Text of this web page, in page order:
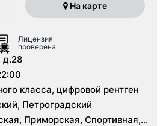
На карте
Лицензия
проверена
класса, цифровой рентген
Петроградский
Приморская, Спортивная,